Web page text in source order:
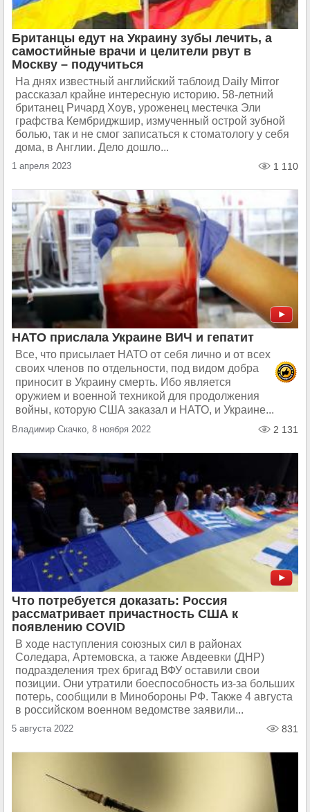
Британцы едут на Украину зубы лечить, а
самостийные врачи и целители рвут в
Москву – подучиться
На днях известный английский таблоид Daily Mirror
рассказал крайне интересную историю. 58-летний
британец Ричард Хоув, уроженец местечка Эли
графства Кембриджшир, измученный острой зубной
болью, так и не смог записаться к стоматологу у себя
дома, в Англии. Дело дошло...
1 апреля 2023 1 110
НАТО прислала Украине ВИЧ и гепатит
Все, что присылает НАТО от себя лично и от всех
своих членов по отдельности, под видом добра
приносит в Украину смерть. Ибо является
оружием и военной техникой для продолжения
войны, которую США заказал и НАТО, и Украине...
Владимир Скачко, 8 ноября 2022 2 131
Что потребуется доказать: Россия
рассматривает причастность США к
появлению COVID
В ходе наступления союзных сил в районах
Соледара, Артемовска, а также Авдеевки (ДНР)
подразделения трех бригад ВФУ оставили свои
позиции. Они утратили боеспособность из-за больших
потерь, сообщили в Минобороны РФ. Также 4 августа
в российском военном ведомстве заявили...
5 августа 2022 831